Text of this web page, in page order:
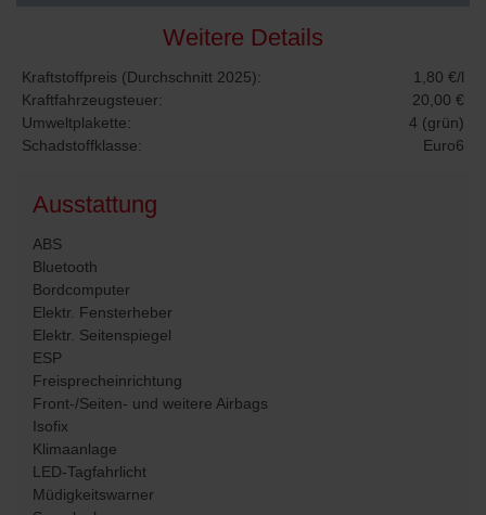
Weitere Details
Kraftstoffpreis (Durchschnitt 2025):
1,80 €/l
Kraftfahrzeugsteuer:
20,00 €
Umweltplakette:
4 (grün)
Schadstoffklasse:
Euro6
Ausstattung
ABS
Bluetooth
Bordcomputer
Elektr. Fensterheber
Elektr. Seitenspiegel
ESP
Freisprecheinrichtung
Front-/Seiten- und weitere Airbags
Isofix
Klimaanlage
LED-Tagfahrlicht
Müdigkeitswarner